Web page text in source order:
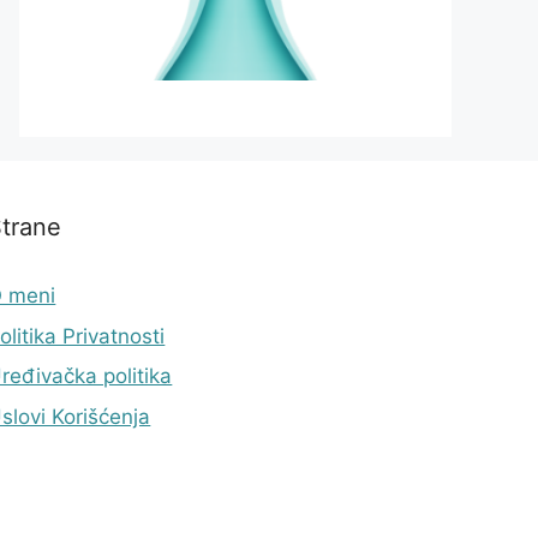
meni
Privatnosti
politika
Korišćenja